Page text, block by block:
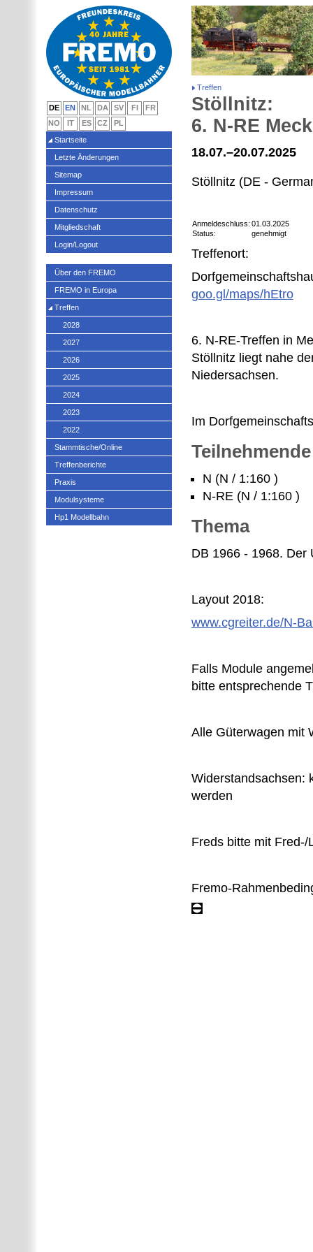
Treffen
Stöllnitz:
6. N-RE
18.07.–20.07.2025
Stöllnitz (DE -
Anmeldeschluss: 01.03.2025
Status:
genehmigt
Treffenort:
goo.gl/maps/hEtro
6. N-RE-Treffen in
Stöllnitz liegt nahe
Niedersachsen.
Im
N (N / 1:160 )
N-RE (N / 1:160 )
Thema
DB 1966 - 1968. Der
Layout 2018:
www.cgreiter.de/N-
Falls Module
bitte entsprechende
Alle Güterwagen mit
Widerstandsachsen:
werden
Freds bitte mit Fred-/
Fremo-
DE EN NL DA SV FI
FR
NO
IT ES CZ
PL
Startseite
Letzte Änderungen
Sitemap
Impressum
Datenschutz
Mitgliedschaft
Login/Logout
Über den FREMO
FREMO in Europa
Treffen
2028
2027
2026
2025
2024
2023
2022
Stammtische/Online
Treffenberichte
Praxis
Modulsysteme
Hp1 Modellbahn